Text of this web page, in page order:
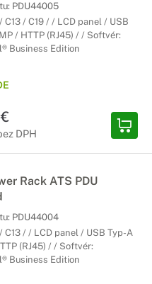
PDU44005
C13 / C19 / / LCD panel / USB
/ HTTP (RJ45) / / Softvér:
Business Edition
DPH
Rack ATS PDU
PDU44004
C13 / / LCD panel / USB Typ-A
(RJ45) / / Softvér:
Business Edition